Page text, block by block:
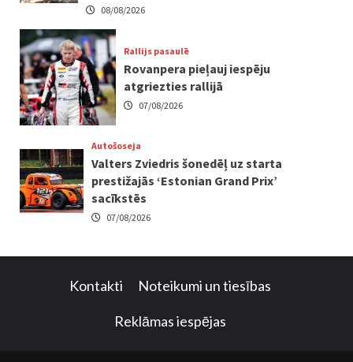
08/08/2026
Rallijs pasaulē
Rovanpera pieļauj iespēju
atgriezties rallijā
07/08/2026
Autošoseja
Valters Zviedris šonedēļ uz starta
prestižajās ‘Estonian Grand Prix’
sacīkstēs
07/08/2026
Kontakti Noteikumi un tiesības
Reklāmas iespējas